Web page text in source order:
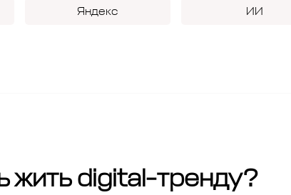
Яндекс ИИ
жить digital-тренду?